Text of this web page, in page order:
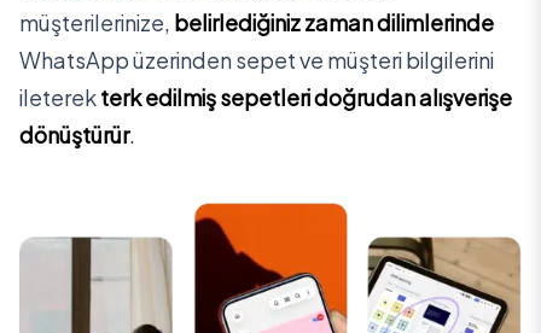
müşterilerinize, belirlediğiniz zaman dilimlerinde
WhatsApp üzerinden sepet ve müşteri bilgilerini
ileterekterk edilmiş sepetleri doğrudan alışverişe
dönüştürür.